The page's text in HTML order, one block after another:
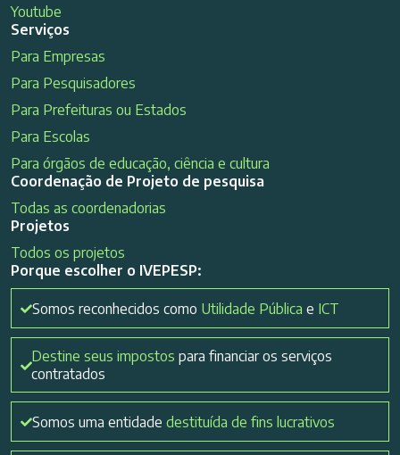
Youtube
Serviços
Para Empresas
Para Pesquisadores
Para Prefeituras ou Estados
Para Escolas
Para órgãos de educação, ciência e cultura
Coordenação de Projeto de pesquisa
Todas as coordenadorias
Projetos
Todos os projetos
Porque escolher o IVEPESP:
Somos reconhecidos como Utilidade Pública e ICT
Destine seus impostos para financiar os serviços
contratados
Somos uma entidade destituída de fins lucrativos